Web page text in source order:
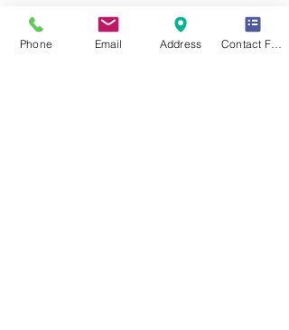
Apply Here
Available Donors
Phone Email Address Contact Form